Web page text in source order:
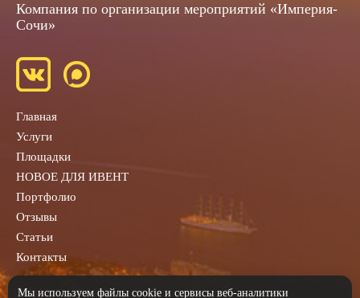
Компания по организации мероприятий «Империя-
Сочи»
Главная
Услуги
Площадки
НОВОЕ ДЛЯ ИВЕНТ
Портфолио
Отзывы
Статьи
Контакты
Заказать звонок
Мы используем файлы cookie и сервисы веб-аналитики